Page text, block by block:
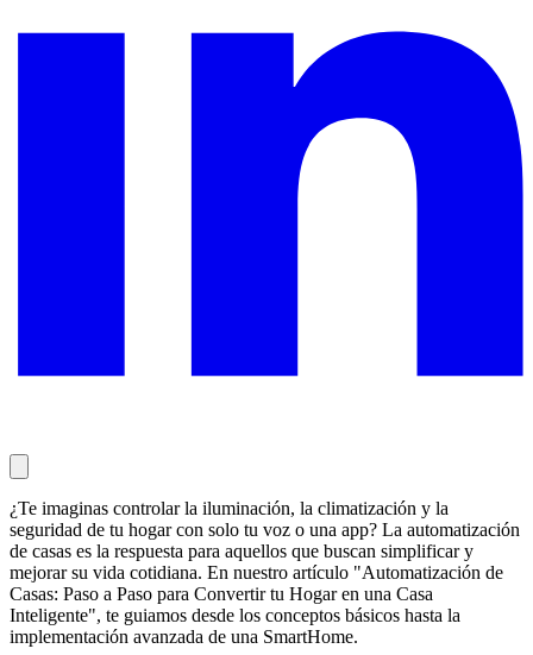
¿Te imaginas controlar la iluminación, la climatización y la
seguridad de tu hogar con solo tu voz o una app? La automatización
de casas es la respuesta para aquellos que buscan simplificar y
mejorar su vida cotidiana. En nuestro artículo "Automatización de
Casas: Paso a Paso para Convertir tu Hogar en una Casa
Inteligente", te guiamos desde los conceptos básicos hasta la
implementación avanzada de una SmartHome.